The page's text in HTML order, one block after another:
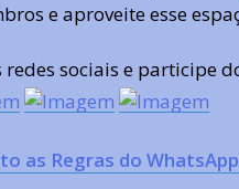
e aproveite esse
redes sociais e participe
as Regras do